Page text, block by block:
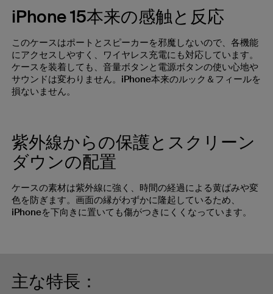
iPhone 15本来の感触と反応
このケースはポートとスピーカーを邪魔しないので、各機能
にアクセスしやすく、ワイヤレス充電にも対応しています。
ケースを装着しても、音量ボタンと電源ボタンの使い心地や
サウンドは変わりません。iPhone本来のルック＆フィールを
損ないません。
紫外線からの保護とスクリーン
ダウンの配置
ケースの素材は紫外線に強く、時間の経過による黄ばみや変
色を防ぎます。画面の縁がわずかに隆起しているため、
iPhoneを下向きに置いても傷がつきにくくなっています。
主な特長：